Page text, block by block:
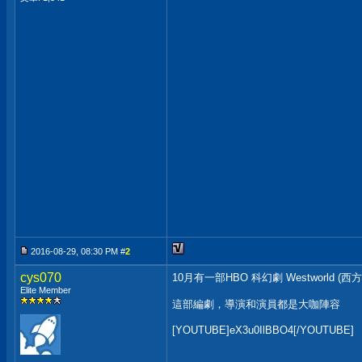
2016-08-29, 08:30 PM #2
cys070
Elite Member
10月有一部HBO 科幻劇 Westworld (西
這部編劇，導演和演員都是大咖陣容
[YOUTUBE]eX3u0IlBBO4[/YOUTUBE]